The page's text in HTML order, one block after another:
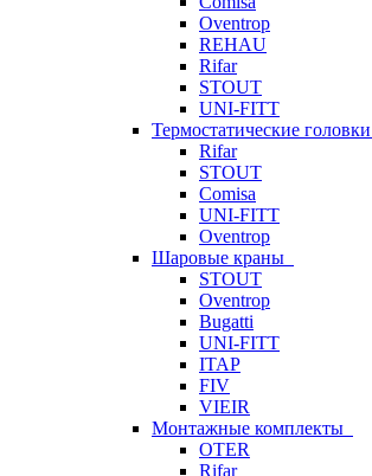
Oventrop
REHAU
Rifar
STOUT
UNI-FITT
Термостатические головки
Rifar
STOUT
Comisa
UNI-FITT
Oventrop
Шаровые краны
STOUT
Oventrop
Bugatti
UNI-FITT
ITAP
FIV
VIEIR
Монтажные комплекты
OTER
Rifar